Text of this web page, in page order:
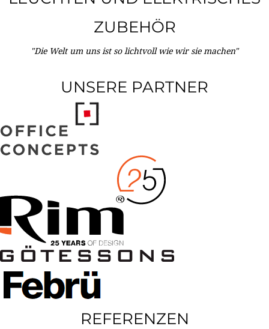
ZUBEHÖR
"Die Welt um uns ist so lichtvoll wie wir sie machen"
UNSERE PARTNER
REFERENZEN